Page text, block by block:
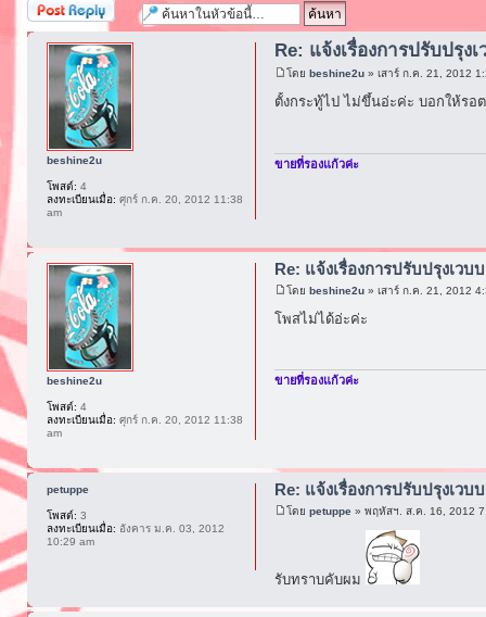
ตอบกระทู้
Re: แจ้งเรื่องการปรับปรุ
โดยbeshine2u » เสาร์ ก.ค. 21, 2012
ตั้งกระทู้ไป ไม่ขึ้นอ่ะค่ะ บอกให้ร
ขายที่รองแก้วค่ะ
beshine2u
โพสต์: 4
ลงทะเบียนเมื่อ: ศุกร์ ก.ค. 20, 2012 11:38
am
Re: แจ้งเรื่องการปรับปรุงเว
โดยbeshine2u » เสาร์ ก.ค. 21, 2012
โพสไม่ได้อ่ะค่ะ
ขายที่รองแก้วค่ะ
beshine2u
โพสต์: 4
ลงทะเบียนเมื่อ: ศุกร์ ก.ค. 20, 2012 11:38
am
Re: แจ้งเรื่องการปรับปรุงเว
โดยpetuppe » พฤหัสฯ. ส.ค. 16, 2012
รับทราบคับผม
petuppe
โพสต์: 3
ลงทะเบียนเมื่อ: อังคาร ม.ค. 03, 2012
10:29 am